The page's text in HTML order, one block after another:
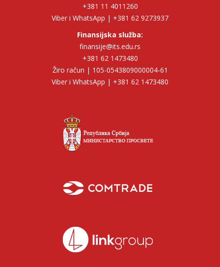
+381 11 4011260
Viber i WhatsApp | +381 62 9273937
Finansijska služba:
finansije@its.edu.rs
+381 62 1473480
Žiro račun | 105-0543809000004-61
Viber i WhatsApp | +381 62 1473480